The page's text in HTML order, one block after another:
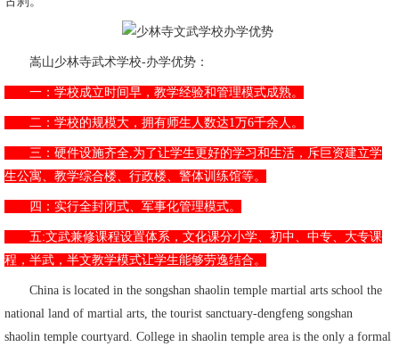
嵩山少林寺武术学校-办学优势：
一：学校成立时间早，教学经验和管理模式成熟。
二：学校的规模大，拥有师生人数达1万6千余人。
三：硬件设施齐全,为了让学生更好的学习和生活，斥巨资建立学
生公寓、教学综合楼、行政楼、警体训练馆等。
四：实行全封闭式、军事化管理模式。
五:文武兼修课程设置体系，文化课分小学、初中、中专、大专课
程，半武，半文教学模式让学生能够劳逸结合。
China is located in the songshan shaolin temple martial arts school the
national land of martial arts, the tourist sanctuary-dengfeng songshan
shaolin temple courtyard. College in shaolin temple area is the only a formal